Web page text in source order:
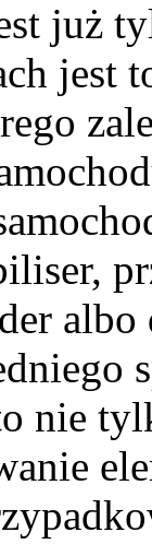
już
jest
nie